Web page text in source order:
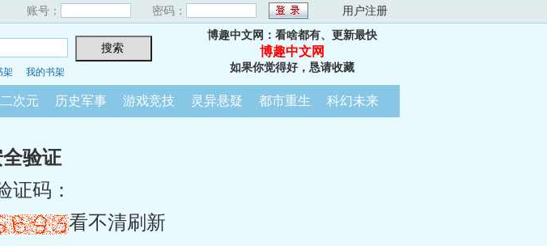
账号： 密码： 用户注册
架 我的书架
博趣中文网：看啥都有、更新最快
博趣中文网
如果你觉得好，恳请收藏
二次元 历史军事 游戏竞技 灵异悬疑 都市重生 科幻未来
验证
证码：
看不清刷新